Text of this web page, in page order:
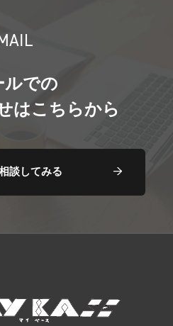
ルでの
はこちらから
談してみる